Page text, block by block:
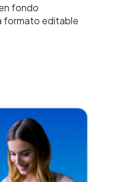
fondo
formato editable